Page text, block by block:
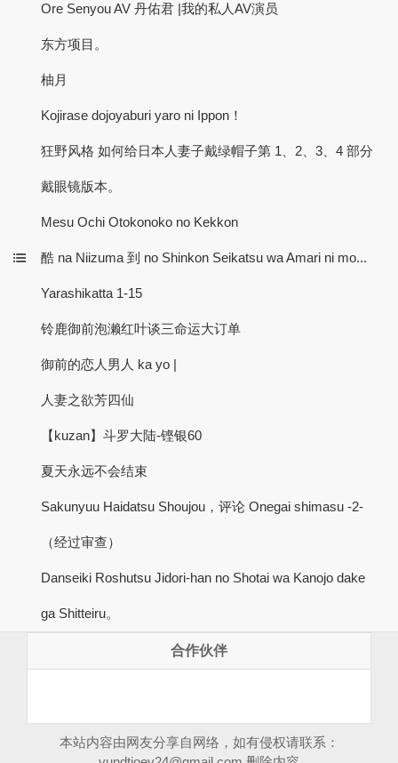
Ore Senyou AV 丹佑君 |我的私人AV演员
东方项目。
柚月
Kojirase dojoyaburi yaro ni Ippon！
狂野风格 如何给日本人妻子戴绿帽子第 1、2、3、4 部分
戴眼镜版本。
Mesu Ochi Otokonoko no Kekkon
酷 na Niizuma 到 no Shinkon Seikatsu wa Amari ni mo...
Yarashikatta 1-15
铃鹿御前泡濑红叶谈三命运大订单
御前的恋人男人 ka yo |
人妻之欲芳四仙
【kuzan】斗罗大陆-铿银60
夏天永远不会结束
Sakunyuu Haidatsu Shoujou，评论 Onegai shimasu -2-
（经过审查）
Danseiki Roshutsu Jidori-han no Shotai wa Kanojo dake
ga Shitteiru。
合作伙伴
本站内容由网友分享自网络，如有侵权请联系：